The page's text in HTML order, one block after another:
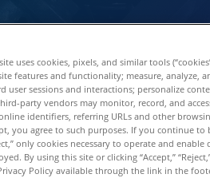
申
通过一系列适合您需求的演示
uses cookies, pixels, and similar tools
features and functionality; measure, analyze,
user sessions and interactions; personalize
party vendors may monitor, record, and
identifiers, referring URLs and other
you agree to such purposes. If you continue
only cookies necessary to operate and
By using this site or clicking “Accept,”
Policy available through the link in the